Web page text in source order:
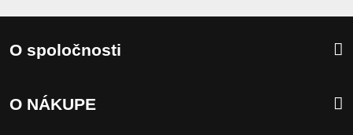
O spoločnosti
O NÁKUPE